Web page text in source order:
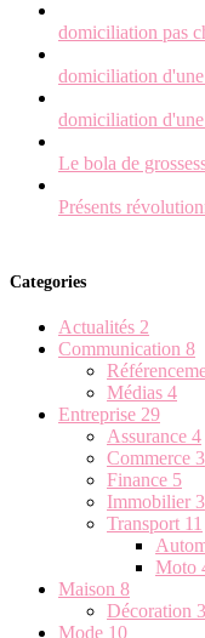
domiciliation pas
domiciliation
domiciliation
Le bola de
Présents
Categories
Actualités 2
Communication 8
Médias 4
Entreprise 29
Assurance 4
Commerce 3
Finance 5
Immobilier 3
Transport 11
Moto
Maison 8
Décoration 3
Mode 10